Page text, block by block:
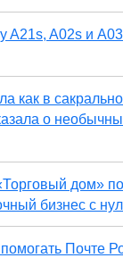
A21s, A02s и
как в
о
дом»
бизнес с
Почте